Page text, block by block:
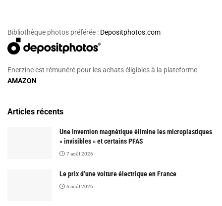
Bibliothèque photos préférée : Depositphotos.com
Enerzine est rémunéré pour les achats éligibles à la plateforme
AMAZON
Articles récents
Une invention magnétique élimine les microplastiques
« invisibles » et certains PFAS
7 août 2026
Le prix d’une voiture électrique en France
6 août 2026